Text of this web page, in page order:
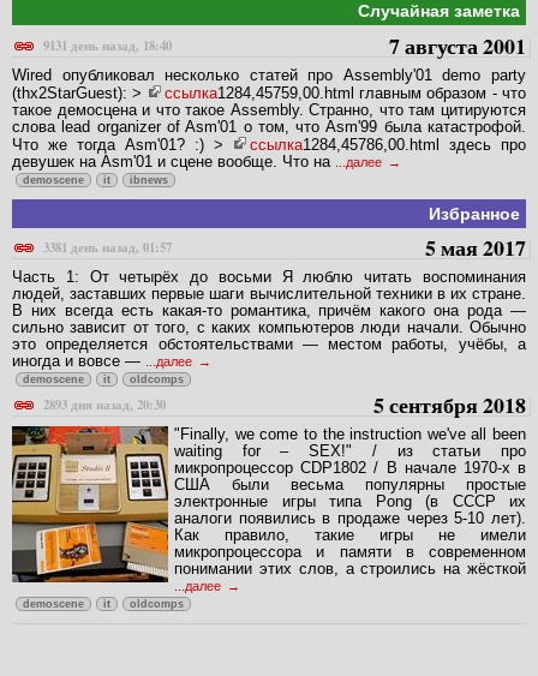
Случайная заметка
9131 день назад, 18:40
7 августа 2001
Wired опубликовал несколько статей про Assembly'01 demo party
(thx2StarGuest): >
ссылка1284,45759,00.html главным образом - что
такое демосцена и что такое Assembly. Странно, что там цитируются
слова lead organizer of Asm'01 о том, что Asm'99 была катастрофой.
Что же тогда Asm'01? :) >
ссылка1284,45786,00.html здесь про
девушек на Asm'01 и сцене вообще. Что на
...далее
demoscene it ibnews
Избранное
3381 день назад, 01:57
5 мая 2017
Часть 1: От четырёх до восьми Я люблю читать воспоминания
людей, заставших первые шаги вычислительной техники в их стране.
В них всегда есть какая-то романтика, причём какого она рода —
сильно зависит от того, с каких компьютеров люди начали. Обычно
это определяется обстоятельствами — местом работы, учёбы, а
иногда и вовсе —
...далее
demoscene it oldcomps
2893 дня назад, 20:30 5 сентября 2018
"Finally, we come to the instruction we've all been
waiting for – SEX!" / из статьи про
микропроцессор CDP1802 / В начале 1970-х в
США были весьма популярны простые
электронные игры типа Pong (в СССР их
аналоги появились в продаже через 5-10 лет).
Как правило, такие игры не имели
микропроцессора и памяти в современном
понимании этих слов, а строились на жёсткой
...далее
demoscene it oldcomps